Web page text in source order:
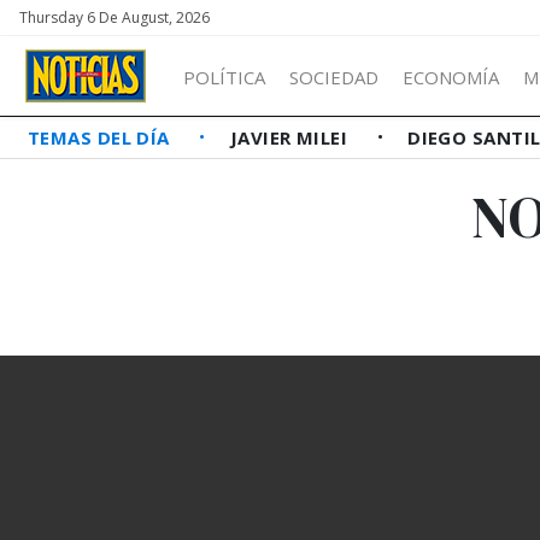
Thursday 6 De August, 2026
POLÍTICA SOCIEDAD ECONOMÍA
TEMAS DEL DÍA JAVIER MILEI DIEGO